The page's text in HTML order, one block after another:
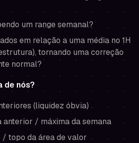
um range semanal?
em relação a uma média no 1H
tornando uma correção
normal?
de nós?
(liquidez óbvia)
anterior / máxima da semana
/ topo da área de valor